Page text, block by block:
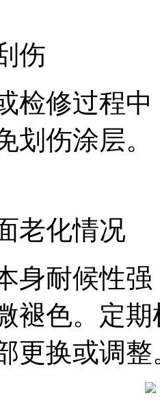
伤
检修过程
划伤涂层。
老化情况
身耐候性
褪色。定
更换或调整